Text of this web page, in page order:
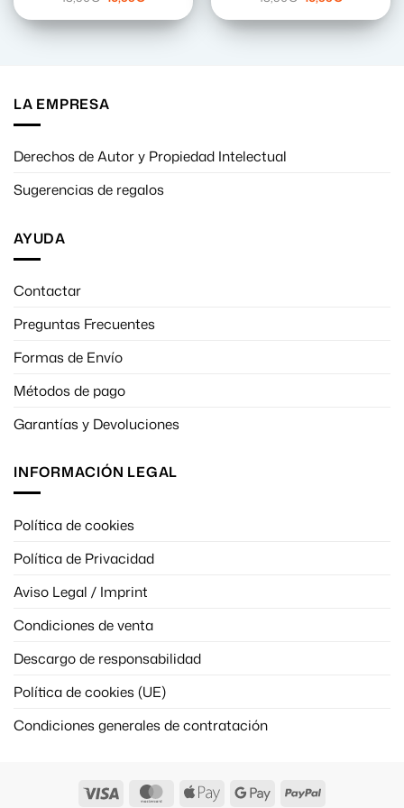
precio
original
era:
actual
es:
precio
original
era:
actual
es:
LA EMPRESA
Derechos de Autor y Propiedad Intelectual
Sugerencias de regalos
AYUDA
Contactar
Preguntas Frecuentes
Formas de Envío
Métodos de pago
Garantías y Devoluciones
INFORMACIÓN LEGAL
Política de cookies
Política de Privacidad
Aviso Legal / Imprint
Condiciones de venta
Descargo de responsabilidad
Política de cookies (UE)
Condiciones generales de contratación
Visa MasterCardApple
Google PayPal